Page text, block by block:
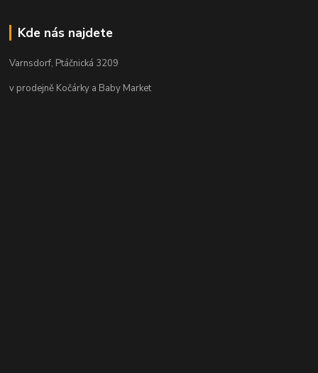
Kde nás najdete
Varnsdorf, Ptáčnická 3209
v prodejně Kočárky a Baby Market